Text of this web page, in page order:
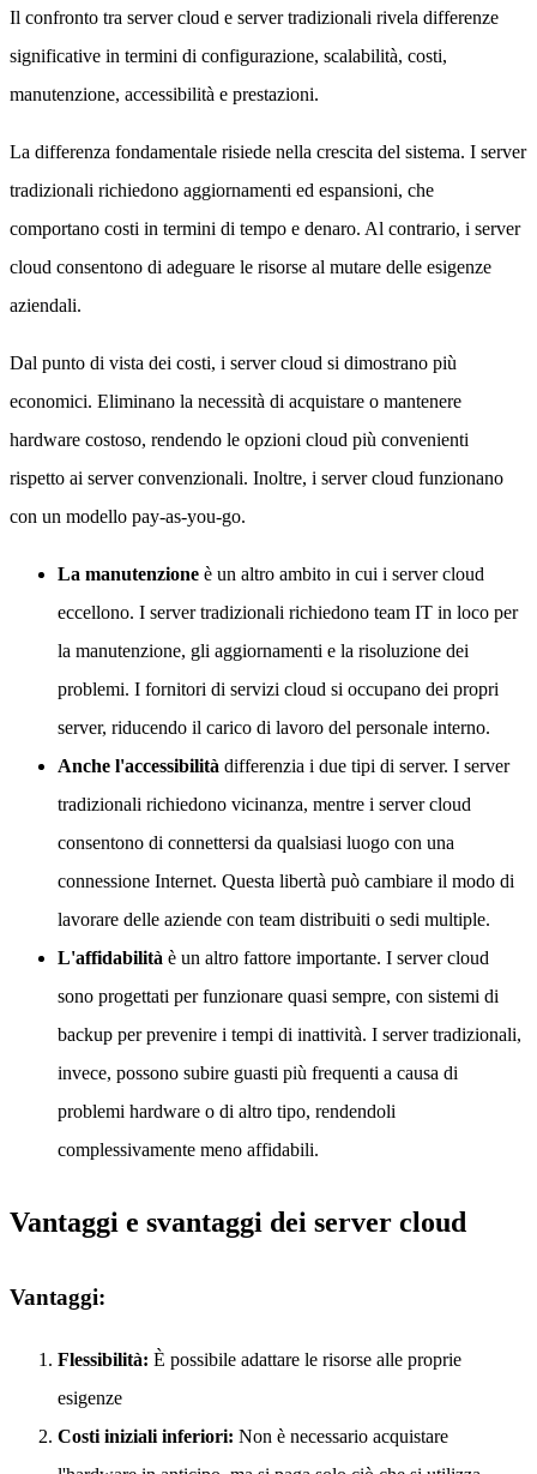
Il confronto tra server cloud e server tradizionali rivela differenze
significative in termini di configurazione, scalabilità, costi,
manutenzione, accessibilità e prestazioni.
La differenza fondamentale risiede nella crescita del sistema. I server
tradizionali richiedono aggiornamenti ed espansioni, che
comportano costi in termini di tempo e denaro. Al contrario, i server
cloud consentono di adeguare le risorse al mutare delle esigenze
aziendali.
Dal punto di vista dei costi, i server cloud si dimostrano più
economici. Eliminano la necessità di acquistare o mantenere
hardware costoso, rendendo le opzioni cloud più convenienti
rispetto ai server convenzionali. Inoltre, i server cloud funzionano
con un modello pay-as-you-go.
La manutenzione è un altro ambito in cui i server cloud
eccellono. I server tradizionali richiedono team IT in loco per
la manutenzione, gli aggiornamenti e la risoluzione dei
problemi. I fornitori di servizi cloud si occupano dei propri
server, riducendo il carico di lavoro del personale interno.
Anche l'accessibilità differenzia i due tipi di server. I server
tradizionali richiedono vicinanza, mentre i server cloud
consentono di connettersi da qualsiasi luogo con una
connessione Internet. Questa libertà può cambiare il modo di
lavorare delle aziende con team distribuiti o sedi multiple.
L'affidabilità è un altro fattore importante. I server cloud
sono progettati per funzionare quasi sempre, con sistemi di
backup per prevenire i tempi di inattività. I server tradizionali,
invece, possono subire guasti più frequenti a causa di
problemi hardware o di altro tipo, rendendoli
complessivamente meno affidabili.
Vantaggi e svantaggi dei server cloud
Vantaggi:
Flessibilità: È possibile adattare le risorse alle proprie
esigenze
Costi iniziali inferiori: Non è necessario acquistare